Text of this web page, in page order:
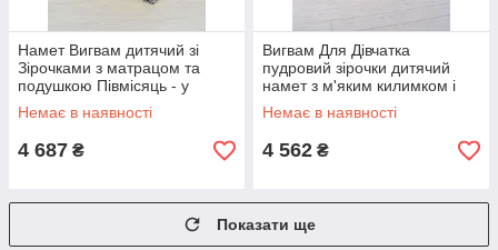
Намет Вигвам дитячий зі
Зірочками з матрацом та
подушкою Півмісяць - у
подарунок
Немає в наявності
4 687 ₴
Вигвам Для Дівчатка
пудровий зірочки дитячий
намет з м'яким килимком і
подушкою, підвіска серце в
подарунок
Немає в наявності
4 562 ₴
Показати ще